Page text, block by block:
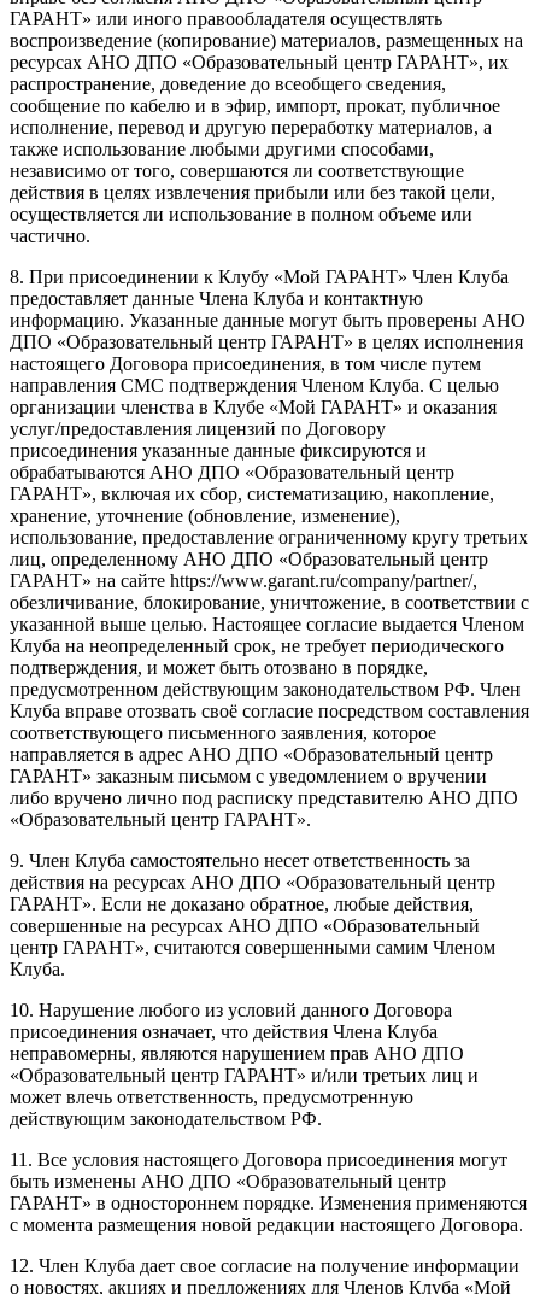
ГАРАНТ» или иного правообладателя осуществлять
воспроизведение (копирование) материалов, размещенных на
ресурсах АНО ДПО «Образовательный центр ГАРАНТ», их
распространение, доведение до всеобщего сведения,
сообщение по кабелю и в эфир, импорт, прокат, публичное
исполнение, перевод и другую переработку материалов, а
также использование любыми другими способами,
независимо от того, совершаются ли соответствующие
действия в целях извлечения прибыли или без такой цели,
осуществляется ли использование в полном объеме или
частично.
8. При присоединении к Клубу «Мой ГАРАНТ» Член Клуба
предоставляет данные Члена Клуба и контактную
информацию. Указанные данные могут быть проверены АНО
ДПО «Образовательный центр ГАРАНТ» в целях исполнения
настоящего Договора присоединения, в том числе путем
направления СМС подтверждения Членом Клуба. С целью
организации членства в Клубе «Мой ГАРАНТ» и оказания
услуг/предоставления лицензий по Договору
присоединения указанные данные фиксируются и
обрабатываются АНО ДПО «Образовательный центр
ГАРАНТ», включая их сбор, систематизацию, накопление,
хранение, уточнение (обновление, изменение),
использование, предоставление ограниченному кругу третьих
лиц, определенному АНО ДПО «Образовательный центр
ГАРАНТ» на сайте https://www.garant.ru/company/partner/,
обезличивание, блокирование, уничтожение, в соответствии с
указанной выше целью. Настоящее согласие выдается Членом
Клуба на неопределенный срок, не требует периодического
подтверждения, и может быть отозвано в порядке,
предусмотренном действующим законодательством РФ. Член
Клуба вправе отозвать своё согласие посредством составления
соответствующего письменного заявления, которое
направляется в адрес АНО ДПО «Образовательный центр
ГАРАНТ» заказным письмом с уведомлением о вручении
либо вручено лично под расписку представителю АНО ДПО
«Образовательный центр ГАРАНТ».
9. Член Клуба самостоятельно несет ответственность за
действия на ресурсах АНО ДПО «Образовательный центр
ГАРАНТ». Если не доказано обратное, любые действия,
совершенные на ресурсах АНО ДПО «Образовательный
центр ГАРАНТ», считаются совершенными самим Членом
Клуба.
10. Нарушение любого из условий данного Договора
присоединения означает, что действия Члена Клуба
неправомерны, являются нарушением прав АНО ДПО
«Образовательный центр ГАРАНТ» и/или третьих лиц и
может влечь ответственность, предусмотренную
действующим законодательством РФ.
11. Все условия настоящего Договора присоединения могут
быть изменены АНО ДПО «Образовательный центр
ГАРАНТ» в одностороннем порядке. Изменения применяются
с момента размещения новой редакции настоящего Договора.
12. Член Клуба дает свое согласие на получение информации
о новостях, акциях и предложениях для Членов Клуба «Мой